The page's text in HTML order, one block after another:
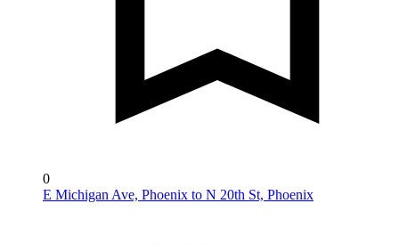
0
E Michigan Ave, Phoenix to N 20th St, Phoenix